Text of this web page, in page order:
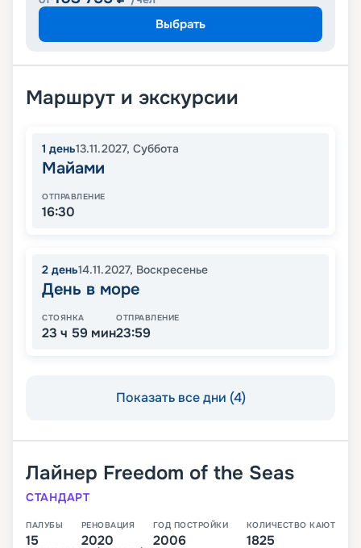
Выбрать
Маршрут и экскурсии
1 день13.11.2027, Суббота
Майами
ОТПРАВЛЕНИЕ
16:30
2 день14.11.2027, Воскресенье
День в море
СТОЯНКА
23 ч 59 мин
ОТПРАВЛЕНИЕ
23:59
Показать все дни (4)
Лайнер Freedom of the Seas
СТАНДАРТ
ПАЛУБЫ
15
РЕНОВАЦИЯ
2020
ГОД ПОСТРОЙКИ
2006
КОЛИЧЕСТВО КАЮТ
1825